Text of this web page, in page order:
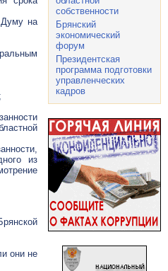
Думу на
из
они не
собственности
Брянский
экономический
форум
Президентская
программа подготовки
управленческих
кадров